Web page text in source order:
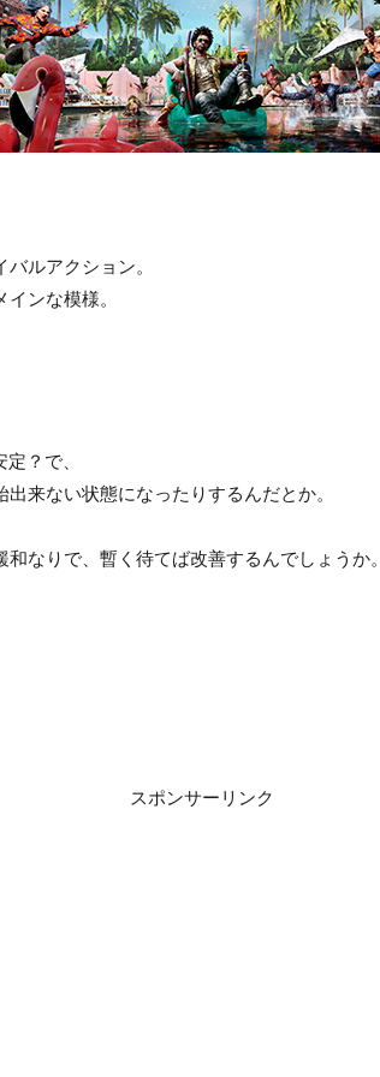
ルアクション。
ンな模様。
？で、
来ない状態になったりするんだとか。
なりで、暫く待てば改善するんでしょうか。
スポンサーリンク